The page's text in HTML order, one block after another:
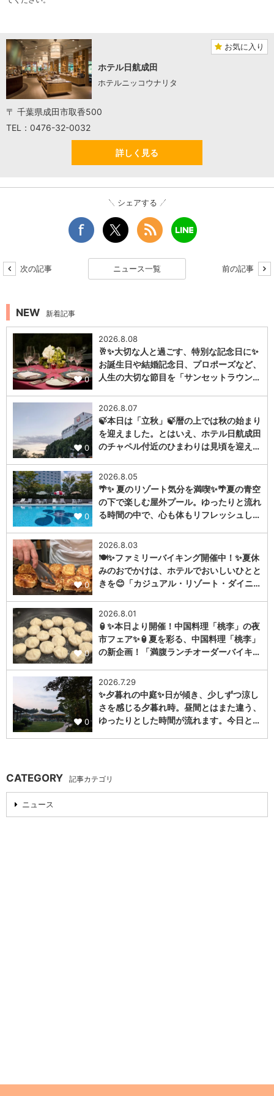
お気に入り
ホテル日航成田
ホテルニッコウナリタ
〒 千葉県成田市取香500
TEL：0476-32-0032
詳しく見る
シェアする
次の記事 ニュース一覧 前の記事
NEW 新着記事
0
2026.8.08
🥂✨大切な人と過ごす、特別な記念日に✨
お誕生日や結婚記念日、プロポーズなど、
人生の大切な節目を「サンセットラウン…
0
2026.8.07
🍃本日は「立秋」🍃暦の上では秋の始まり
を迎えました。とはいえ、ホテル日航成田
のチャペル付近のひまわりは見頃を迎え…
0
2026.8.05
🌴✨ 夏のリゾート気分を満喫✨🌴夏の青空
の下で楽しむ屋外プール。ゆったりと流れ
る時間の中で、心も体もリフレッシュし…
0
2026.8.03
🍽️✨ファミリーバイキング開催中！✨夏休
みのおでかけは、ホテルでおいしいひとと
きを😊「カジュアル・リゾート・ダイニ…
0
2026.8.01
🏮✨本日より開催！中国料理「桃李」の夜
市フェア✨🏮夏を彩る、中国料理「桃李」
の新企画！「満腹ランチオーダーバイキ…
0
2026.7.29
✨夕暮れの中庭✨日が傾き、少しずつ涼し
さを感じる夕暮れ時。昼間とはまた違う、
ゆったりとした時間が流れます。今日と…
CATEGORY 記事カテゴリ
ニュース